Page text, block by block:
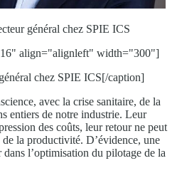
général chez SPIE ICS
align="alignleft" width="300"]
chez SPIE ICS[/caption]
avec la crise sanitaire, de la
entiers de notre industrie. Leur
des coûts, leur retour ne peut
de la productivité. D’évidence, une
l’optimisation du pilotage de la